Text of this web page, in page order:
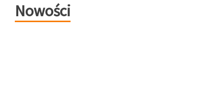
Nowości